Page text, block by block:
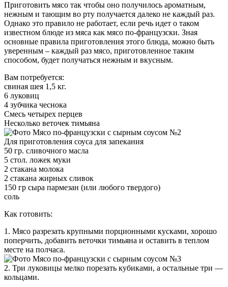
Приготовить мясо так чтобы оно получилось ароматным,
нежным и тающим во рту получается далеко не каждый раз.
Однако это правило не работает, если речь идет о таком
известном блюде из мяса как мясо по-французски. Зная
основные правила приготовления этого блюда, можно быть
уверенным – каждый раз мясо, приготовленное таким
способом, будет получаться нежным и вкусным.
Вам потребуется:
свиная шея 1,5 кг.
6 луковиц
4 зубчика чеснока
Смесь четырех перцев
Несколько веточек тимьяна
Для приготовления соуса для запекания
50 гр. сливочного масла
5 стол. ложек муки
2 стакана молока
2 стакана жирных сливок
150 гр сыра пармезан (или любого твердого)
соль
Как готовить:
1. Мясо разрезать крупными порционными кусками, хорошо
поперчить, добавить веточки тимьяна и оставить в теплом
месте на полчаса.
2. Три луковицы мелко порезать кубиками, а остальные три —
кольцами.